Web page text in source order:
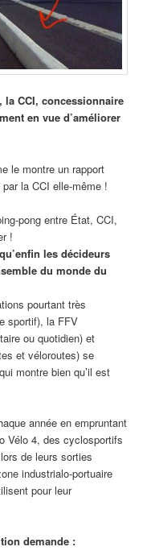
la CCI, concessionnaire
en vue d’améliorer
le montre un rapport
la CCI elle-même !
pong entre État, CCI,
!
les décideurs
du monde du
pourtant très
sportif), la FFV
ou quotidien) et
et véloroutes) se
montre bien qu’il est
année en empruntant
Vélo 4, des cyclosportifs
de leurs sorties
industrialo-portuaire
pour leur
demande :